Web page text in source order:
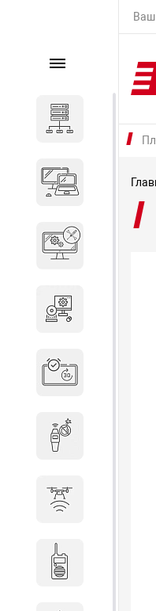
Ваш
Каталог
Система